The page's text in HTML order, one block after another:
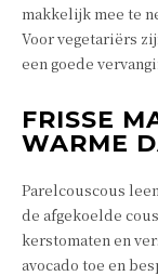
makkelijk mee te
Voor vegetariërs
een goede
FRISSE
WARME
Parelcouscous
de afgekoelde
kerstomaten en
avocado toe en